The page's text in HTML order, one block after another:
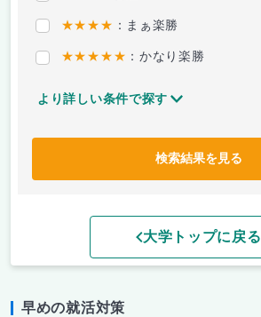
★★★★ ：まぁ楽勝
★★★★★ ：かなり楽勝
より詳しい条件で探す
検索結果を見る
大学トップに戻る
早めの就活対策